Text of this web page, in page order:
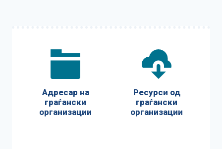
Адресар на
граѓански
организации
Ресурси од
граѓански
организации